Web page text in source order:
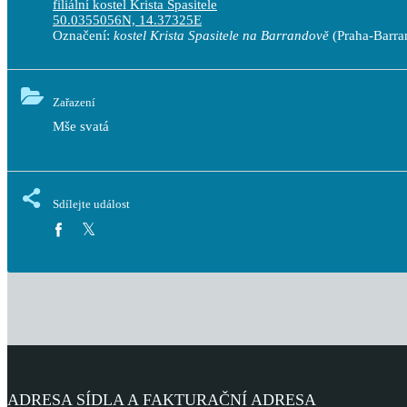
filiální kostel Krista Spasitele
50.0355056N, 14.37325E
Označení: kostel Krista Spasitele na Barrandově (Praha-
Zařazení
Mše svatá
Sdílejte událost
ADRESA SÍDLA A FAKTURAČNÍ ADRESA